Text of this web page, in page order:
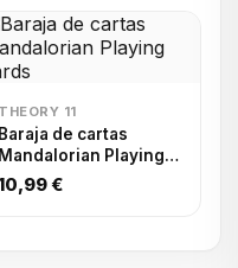
THEORY 11
Baraja de cartas
Mandalorian Playing
€